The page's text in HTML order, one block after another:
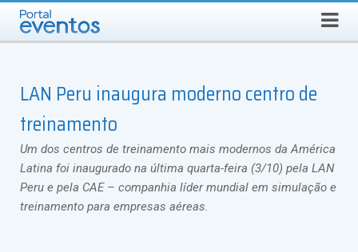
DOMINGO, 9 DE AGOSTO DE 2026 Busca
LAN Peru inaugura moderno centro de
treinamento
Um dos centros de treinamento mais modernos da América
Latina foi inaugurado na última quarta-feira (3/10) pela LAN
Peru e pela CAE – companhia líder mundial em simulação e
treinamento para empresas aéreas.